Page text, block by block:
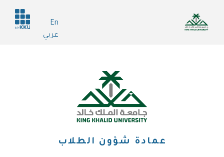
المحتوى
En
عربي
Header
services
عمادة شؤون الطلاب